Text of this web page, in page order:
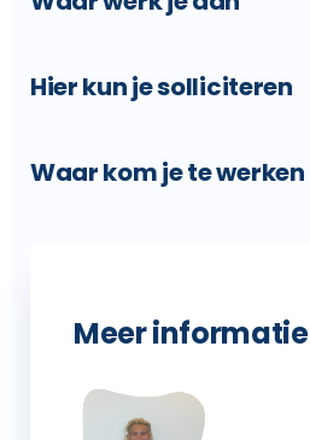
Hier kun je solliciteren
Waar kom je te werken
Meer informatie